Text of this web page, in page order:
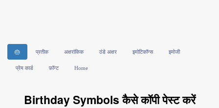
🎂 प्रतीक अक्षरांकिक ठंडे अक्षर इमोटिकॉन्स इमोजी
प्रेम कार्ड फ़ॉन्ट Home
Birthday Symbols कैसे कॉपी पेस्ट करें